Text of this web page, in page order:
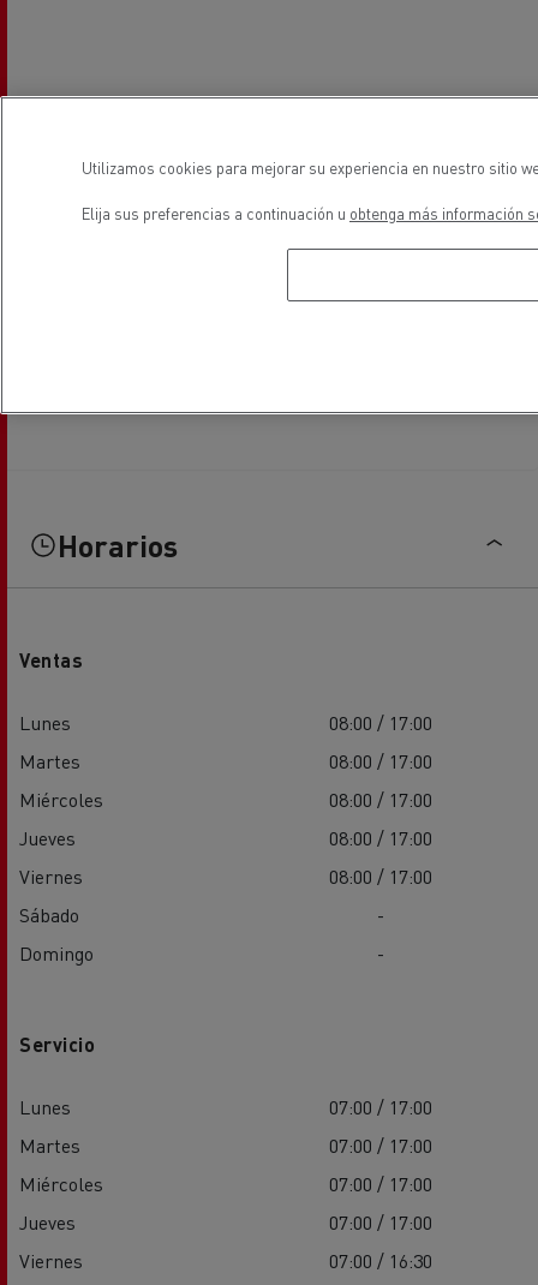
Horarios
Ventas
Lunes
08:00 / 17:00
Martes
08:00 / 17:00
Miércoles
08:00 / 17:00
Jueves
08:00 / 17:00
Viernes
08:00 / 17:00
Sábado
-
Domingo
-
Servicio
Lunes
07:00 / 17:00
Martes
07:00 / 17:00
Miércoles
07:00 / 17:00
Jueves
07:00 / 17:00
Viernes
07:00 / 16:30
Utilizamos cookies para mejorar su experiencia en nuestro sitio
Elija sus preferencias a continuación u obtenga más información